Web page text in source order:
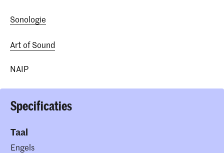
Sonologie
Art of Sound
NAIP
Specificaties
Taal
Engels